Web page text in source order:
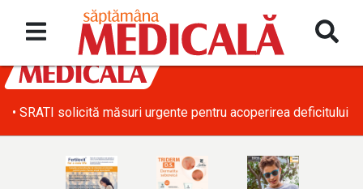
• SRATI solicită măsuri urgente pentru acoperirea deficitului